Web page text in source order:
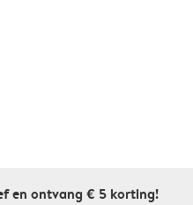
en ontvang € 5 korting!